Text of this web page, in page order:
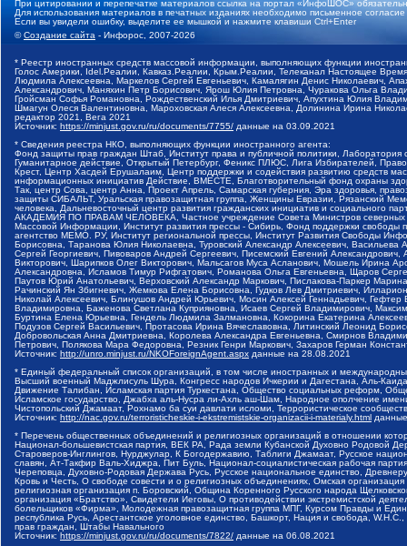
При цитировании и перепечатке материалов ссылка на портал «ИнфоШОС»
Для использования материалов в печатных изданиях необходимо письменное
Если вы увидели ошибку, выделите ее мышкой и нажмите клавиши Ctrl+Enter
©Создание сайта - Инфорос, 2007-2026
* Реестр иностранных средств массовой информации, выполняющих функции
Голос Америки, Idel.Реалии, Кавказ.Реалии, Крым.Реалии, Телеканал Настоящее
Людмила Алексеевна, Маркелов Сергей Евгеньевич, Камалягин Денис Николаевич,
Александрович, Маняхин Петр Борисович, Ярош Юлия Петровна, Чуракова Ольга
Гройсман Софья Романовна, Рождественский Илья Дмитриевич, Апухтина Юлия
Шмагун Олеся Валентиновна, Мароховская Алеся Алексеевна, Долинина Ирина
редактор 2021, Вега 2021
Источник: https://minjust.gov.ru/ru/documents/7755/ данные на 03.09.2021
* Сведения реестра НКО, выполняющих функции иностранного агента:
Фонд защиты прав граждан Штаб, Институт права и публичной политики,
Гуманитарное действие, Открытый Петербург, Феникс ПЛЮС, Лига Избирателей,
Крест, Центр Хасдей Ерушалаим, Центр поддержки и содействия развитию средств
информационных инициатив Действие, ВМЕСТЕ, Благотворительный фонд охраны
Так, центр Сова, центр Анна, Проект Апрель, Самарская губерния, Эра здоровья,
защиты СИБАЛЬТ, Уральская правозащитная группа, Женщины Евразии, Рязанский
человека, Дальневосточный центр развития гражданских инициатив и социального
АКАДЕМИЯ ПО ПРАВАМ ЧЕЛОВЕКА, Частное учреждение Совета Министров северных
Массовой Информации, Институт развития прессы - Сибирь, Фонд поддержки
агентство МЕМО. РУ, Институт региональной прессы, Институт Развития Свободы
Борисовна, Таранова Юлия Николаевна, Туровский Александр Алексеевич,
Сергей Георгиевич, Пивоваров Андрей Сергеевич, Писемский Евгений
Викторович, Шарипков Олег Викторович, Мальсагов Муса Асланович, Мошель Ирина
Александровна, Исламов Тимур Рифгатович, Романова Ольга Евгеньевна, Щаров
Паутов Юрий Анатольевич, Верховский Александр Маркович, Пислакова-Паркер
Рачинский Ян Збигневич, Жемкова Елена Борисовна, Гудков Лев Дмитриевич,
Николай Алексеевич, Блинушов Андрей Юрьевич, Мосин Алексей Геннадьевич,
Владимировна, Баженова Светлана Куприяновна, Исаев Сергей Владимирович,
Буртина Елена Юрьевна, Гендель Людмила Залмановна, Кокорина Екатерина
Подузов Сергей Васильевич, Протасова Ирина Вячеславовна, Литинский Леонид
Добровольская Анна Дмитриевна, Королева Александра Евгеньевна, Смирнов
Петрович, Полякова Мара Федоровна, Резник Генри Маркович, Захаров Герман
Источник: http://unro.minjust.ru/NKOForeignAgent.aspx данные на 28.08.2021
* Единый федеральный список организаций, в том числе иностранных и
Высший военный Маджлисуль Шура, Конгресс народов Ичкерии и Дагестана, Аль-
Движение Талибан, Исламская партия Туркестана, Общество социальных реформ,
Исламское государство, Джабха аль-Нусра ли-Ахль аш-Шам, Народное ополчение
Чистопольский Джамаат, Рохнамо ба суи давлати исломи, Террористическое
Источник: http://nac.gov.ru/terroristicheskie-i-ekstremistskie-organizacii-i-materialy.html
* Перечень общественных объединений и религиозных организаций в отношении
Национал-большевистская партия, ВЕК РА, Рада земли Кубанской Духовно Родовой
Староверов-Инглингов, Нурджулар, К Богодержавию, Таблиги Джамаат, Русское
славян, Ат-Такфир Валь-Хиджра, Пит Буль, Национал-социалистическая рабочая
Череповца, Духовно-Родовая Держава Русь, Русское национальное единство,
Кровь и Честь, О свободе совести и о религиозных объединениях, Омская
религиозная организация п. Боровский, Община Коренного Русского народа
организация «Братство», Свидетели Иеговы, О противодействии экстремистской
болельщиков «Фирма», Молодежная правозащитная группа МПГ, Курсом Правды и
республика Русь, Арестантское уголовное единство, Башкорт, Нация и свобода,
прав граждан, Штабы Навального
Источник: https://minjust.gov.ru/ru/documents/7822/ данные на 06.08.2021